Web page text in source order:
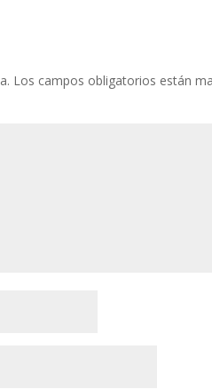
Los campos obligatorios están